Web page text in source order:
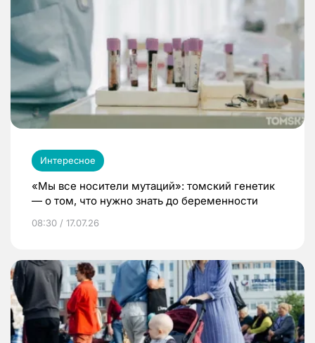
Интересное
«Мы все носители мутаций»: томский генетик
— о том, что нужно знать до беременности
08:30 / 17.07.26